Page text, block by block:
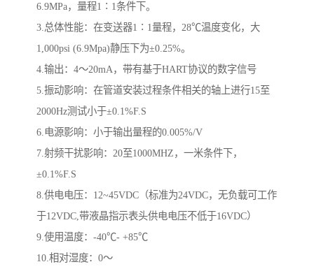
6.9MPa，量程1∶1条件下。
3.总体性能：在变送器1∶1量程，28℃温度变化，大
1,000psi (6.9Mpa)静压下为±0.25%。
4.输出：4～20mA，带有基于HART协议的数字信号
5.振动影响：在管道安装过程条件相关的轴上进行15至
2000Hz测试小于±0.1%F.S
6.电源影响：小于输出量程的0.005%/V
7.射频干扰影响：20至1000MHZ，一米条件下，
±0.1%F.S
8.供电电压：12~45VDC（标准为24VDC，无负载可工作
于12VDC,带液晶指示表头供电电压不低于16VDC）
9.使用温度：-40℃- +85℃
10.相对湿度：0～